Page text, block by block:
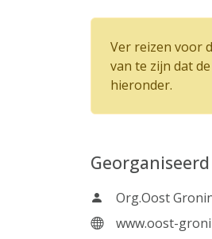
Ver reizen voor
van te zijn dat
hieronder.
Org.Oost
www.oost-